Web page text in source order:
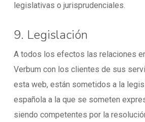
legislativas o jurisprudenciales.
9. Legislación
A todos los efectos las relaciones
Verbum con los clientes de sus
esta web, están sometidos a la
española a la que se someten
siendo competentes por la